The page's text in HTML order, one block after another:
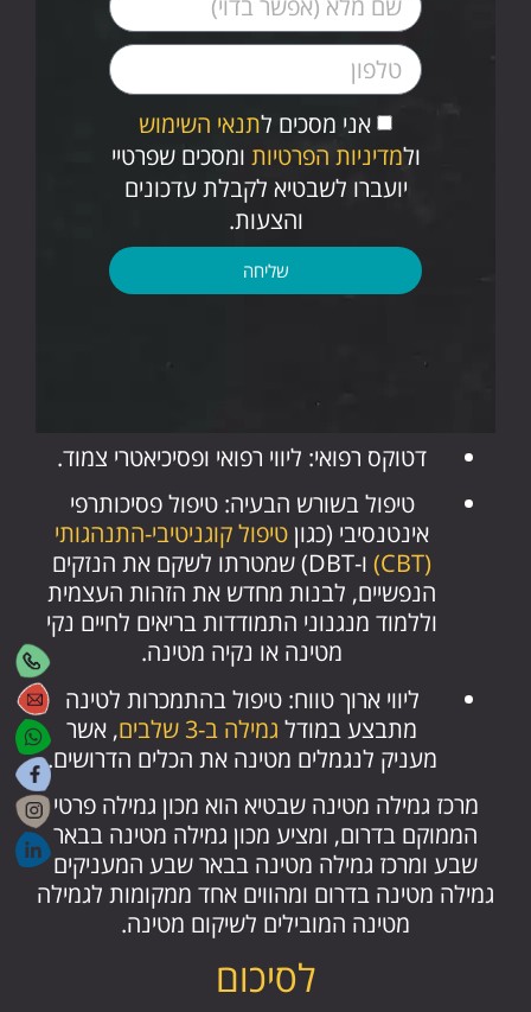
אני מסכים לתנאי השימוש
ולמדיניות הפרטיות ומסכים שפרטיי
יועברו לשבטיא לקבלת עדכונים
והצעות.
שליחה
דטוקס רפואי: ליווי רפואי ופסיכיאטרי צמוד.
טיפול בשורש הבעיה: טיפול פסיכותרפי
אינטנסיבי (כגוןטיפול קוגניטיבי-התנהגותי
(CBT)
ו-DBT) שמטרתו לשקם את הנזקים
הנפשיים, לבנות מחדש את הזהות העצמית
וללמוד מנגנוני התמודדות בריאים לחיים נקי
מטינה או נקיה מטינה.
ליווי ארוך טווח: טיפול בהתמכרות לטינה
מתבצע במודל גמילה ב-3 שלבים
, אשר
מעניק לנגמלים מטינה את הכלים הדרושים.
מרכז גמילה מטינה שבטיא הוא מכון גמילה פרטי
הממוקם בדרום, ומציע מכון גמילה מטינה בבאר
שבע ומרכז גמילה מטינה בבאר שבע המעניקים
גמילה מטינה בדרום ומהווים אחד ממקומות לגמילה
מטינה המובילים לשיקום מטינה.
לסיכום